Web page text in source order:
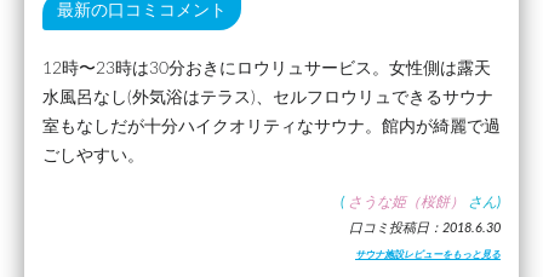
最新の口コミコメント
12時〜23時は30分おきにロウリュサービス。女性側は露天
水風呂なし(外気浴はテラス)、セルフロウリュできるサウナ
室もなしだが十分ハイクオリティなサウナ。館内が綺麗で過
ごしやすい。
( さうな姫（桜餅） さん)
口コミ投稿日：2018.6.30
サウナ施設レビューをもっと見る